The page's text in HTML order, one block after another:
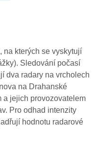
na kterých se vyskytují
Sledování počasí
dva radary na vrcholech
na Drahanské
a jejich provozovatelem
Pro odhad intenzity
hodnotu radarové